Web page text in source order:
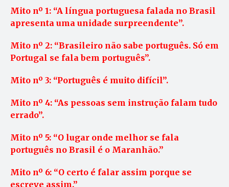
Mito nº 1: “A língua portuguesa falada no Brasil
apresenta uma unidade surpreendente”.
Mito nº 2: “Brasileiro não sabe português. Só em
Portugal se fala bem português”.
Mito nº 3: “Português é muito difícil”.
Mito nº 4: “As pessoas sem instrução falam tudo
errado”.
Mito nº 5: “O lugar onde melhor se fala
português no Brasil é o Maranhão.”
Mito nº 6: “O certo é falar assim porque se
escreve assim.”